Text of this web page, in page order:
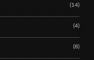
(14)
(4)
(8)